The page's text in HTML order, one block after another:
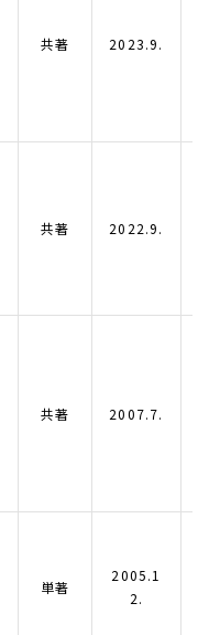
共著 2023.9.
共著 2022.9.
共著 2007.7.
単著
2005.1
2.